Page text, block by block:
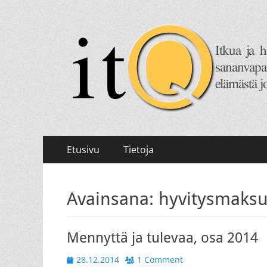
itQ
Itkua ja hammastenkiristelyä jo vuodesta 2008.
Primary
Menu
Etusivu Tietoja
Avainsana:
Mennyttä ja tulevaa, osa 2014
Posted
28.12.2014 1 Comment